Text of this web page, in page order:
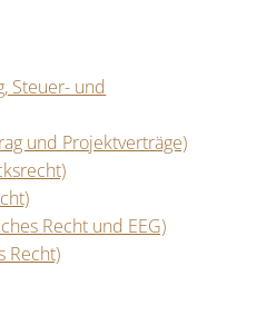
Steuer- und
und Projektverträge)
Recht und EEG)
Recht)